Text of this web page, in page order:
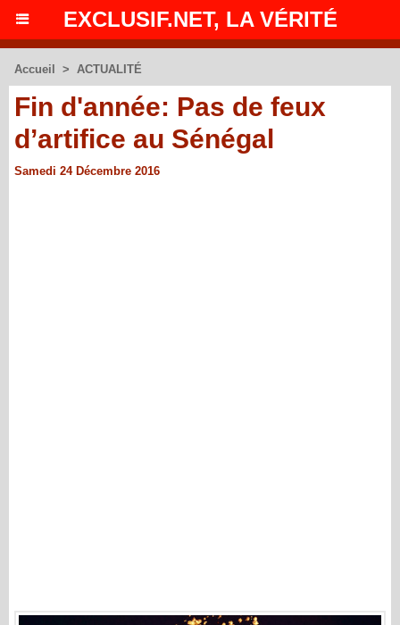
EXCLUSIF.NET, LA VÉRITÉ
Accueil > ACTUALITÉ
Fin d'année: Pas de feux
d’artifice au Sénégal
Samedi 24 Décembre 2016